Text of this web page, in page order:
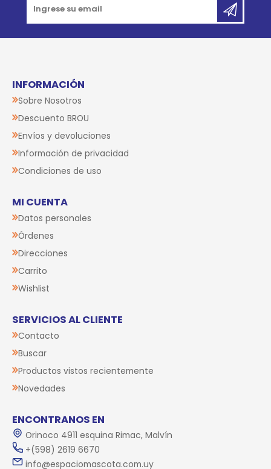
INFORMACIÓN
Sobre Nosotros
Descuento BROU
Envíos y devoluciones
Información de privacidad
Condiciones de uso
MI CUENTA
Datos personales
Órdenes
Direcciones
Carrito
Wishlist
SERVICIOS AL CLIENTE
Contacto
Buscar
Productos vistos recientemente
Novedades
ENCONTRANOS EN
Orinoco 4911 esquina Rimac, Malvín
+(598) 2619 6670
info@espaciomascota.com.uy